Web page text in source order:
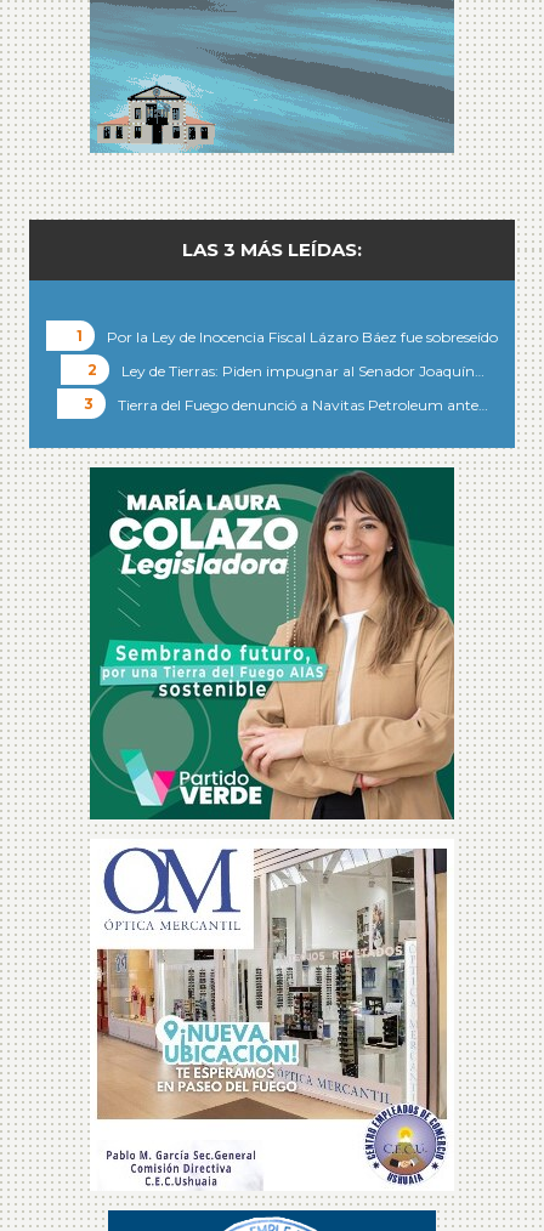
LAS 3 MÁS LEÍDAS:
Por la Ley de Inocencia Fiscal Lázaro Báez fue sobreseído
Ley de Tierras: Piden impugnar al Senador Joaquín…
Tierra del Fuego denunció a Navitas Petroleum ante…